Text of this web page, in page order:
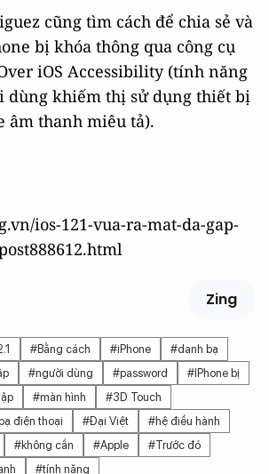
cũng tìm cách để chia sẻ và
bị khóa thông qua công cụ
iOS Accessibility (tính năng
dùng khiếm thị sử dụng thiết bị
âm thanh miêu tả).
ios-121-vua-ra-mat-da-gap-
Zing
#Bằng cách #iPhone
#danh bạ
#người dùng #password
#IPhone bị
#màn hình
#3D Touch
điện thoại
#Đại Việt
#hệ điều hành
#không cần #Apple
#Trước đó
#tính năng